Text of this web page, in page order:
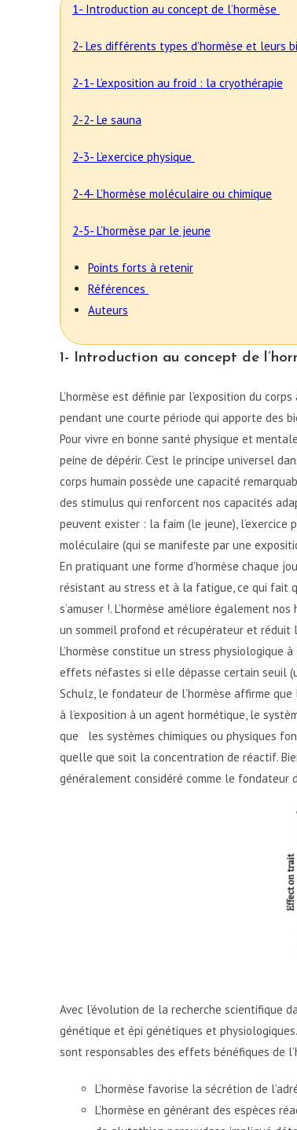
1- Introduction au concept de l’hormèse
2- Les différents types d’hormèse et leurs
2-1- L’exposition au froid : la cryothérapie
2-2- Le sauna
2-3- L’exercice physique
2-4- L’hormèse moléculaire ou chimique
2-5- L’hormèse par le jeune
Points forts à retenir
Références
Auteurs
1- Introduction au concept de
L’hormèse est définie par l’exposition du
pendant une courte période qui apporte des
Pour vivre en bonne santé physique et
peine de dépérir. C’est le principe universel
corps humain possède une capacité
des stimulus qui renforcent nos capacités
peuvent exister : la faim (le jeune), l’exercice
moléculaire (qui se manifeste par une
En pratiquant une forme d’hormèse chaque
résistant au stress et à la fatigue, ce qui fait
s’amuser !. L’hormèse améliore également
un sommeil profond et récupérateur et réduit
L’hormèse constitue un stress physiologique
effets néfastes si elle dépasse certain seuil
Schulz, le fondateur de l’hormèse affirme
à l’exposition à un agent hormétique, le
que les systèmes chimiques ou physiques
quelle que soit la concentration de réactif.
généralement considéré comme le fondateur
Avec l’évolution de la recherche scientifique
génétique et épi génétiques et
sont responsables des effets bénéfiques de
L’hormèse favorise la sécrétion de
L’hormèse en générant des espèces